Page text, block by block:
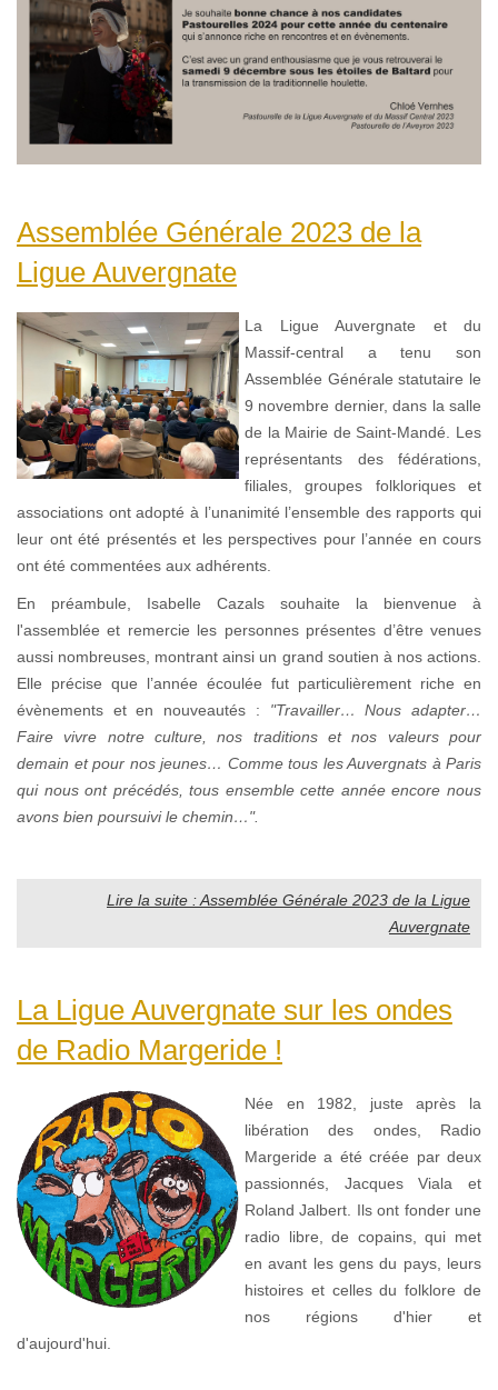
Assemblée Générale 2023 de la
Ligue Auvergnate
La Ligue Auvergnate et du
Massif-central a tenu son
Assemblée Générale statutaire le
9 novembre dernier, dans la salle
de la Mairie de Saint-Mandé. Les
représentants des fédérations,
filiales, groupes folkloriques et
associations ont adopté à l’unanimité l’ensemble des rapports qui
leur ont été présentés et les perspectives pour l’année en cours
ont été commentées aux adhérents.
En préambule, Isabelle Cazals souhaite la bienvenue à
l'assemblée et remercie les personnes présentes d’être venues
aussi nombreuses, montrant ainsi un grand soutien à nos actions.
Elle précise que l’année écoulée fut particulièrement riche en
évènements et en nouveautés : "Travailler… Nous adapter…
Faire vivre notre culture, nos traditions et nos valeurs pour
demain et pour nos jeunes… Comme tous les Auvergnats à Paris
qui nous ont précédés, tous ensemble cette année encore nous
avons bien poursuivi le chemin…".
Lire la suite : Assemblée Générale 2023 de la Ligue
Auvergnate
La Ligue Auvergnate sur les ondes
de Radio Margeride !
Née en 1982, juste après la
libération des ondes, Radio
Margeride a été créée par deux
passionnés, Jacques Viala et
Roland Jalbert. Ils ont fonder une
radio libre, de copains, qui met
en avant les gens du pays, leurs
histoires et celles du folklore de
nos régions d'hier et
d'aujourd'hui.